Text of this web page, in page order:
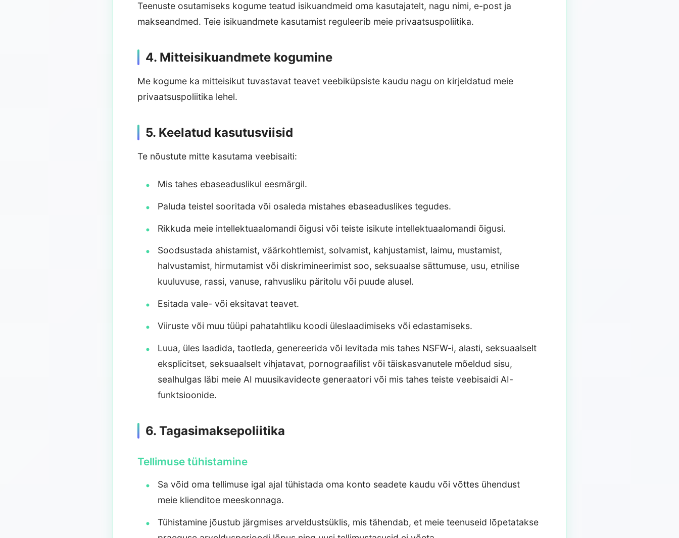
Teenuste osutamiseks kogume teatud isikuandmeid oma kasutajatelt, nagu nimi, e-post ja
makseandmed. Teie isikuandmete kasutamist reguleerib meie privaatsuspoliitika.
4. Mitteisikuandmete kogumine
Me kogume ka mitteisikut tuvastavat teavet veebiküpsiste kaudu nagu on kirjeldatud meie
privaatsuspoliitika lehel.
5. Keelatud kasutusviisid
Te nõustute mitte kasutama veebisaiti:
Mis tahes ebaseaduslikul eesmärgil.
Paluda teistel sooritada või osaleda mistahes ebaseaduslikes tegudes.
Rikkuda meie intellektuaalomandi õigusi või teiste isikute intellektuaalomandi õigusi.
Soodsustada ahistamist, väärkohtlemist, solvamist, kahjustamist, laimu, mustamist,
halvustamist, hirmutamist või diskrimineerimist soo, seksuaalse sättumuse, usu, etnilise
kuuluvuse, rassi, vanuse, rahvusliku päritolu või puude alusel.
Esitada vale- või eksitavat teavet.
Viiruste või muu tüüpi pahatahtliku koodi üleslaadimiseks või edastamiseks.
Luua, üles laadida, taotleda, genereerida või levitada mis tahes NSFW-i, alasti, seksuaalselt
eksplicitset, seksuaalselt vihjatavat, pornograafilist või täiskasvanutele mõeldud sisu,
sealhulgas läbi meie AI muusikavideote generaatori või mis tahes teiste veebisaidi AI-
funktsioonide.
6. Tagasimaksepoliitika
Tellimuse tühistamine
Sa võid oma tellimuse igal ajal tühistada oma konto seadete kaudu või võttes ühendust
meie klienditoe meeskonnaga.
Tühistamine jõustub järgmises arveldustsüklis, mis tähendab, et meie teenuseid lõpetatakse